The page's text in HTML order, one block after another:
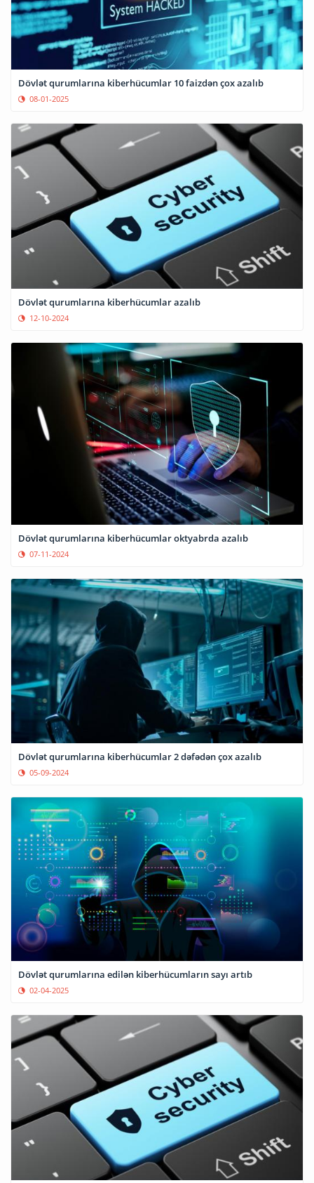
Dövlət qurumlarına kiberhücumlar 10 faizdən çox azalıb
08-01-2025
Dövlət qurumlarına kiberhücumlar azalıb
12-10-2024
Dövlət qurumlarına kiberhücumlar oktyabrda azalıb
07-11-2024
Dövlət qurumlarına kiberhücumlar 2 dəfədən çox azalıb
05-09-2024
Dövlət qurumlarına edilən kiberhücumların sayı artıb
02-04-2025